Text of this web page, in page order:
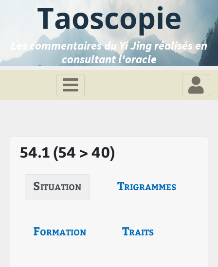
Taoscopie
Les commentaires du Yi Jing réalisés en
consultant l'oracle
54.1 (54 > 40)
Situation Trigrammes
Formation Traits